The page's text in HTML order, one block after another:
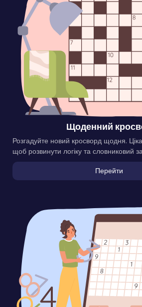
Щоденний
Розгадуйте новий кросворд щодня.
щоб розвинути логіку та словниковий
Перейти